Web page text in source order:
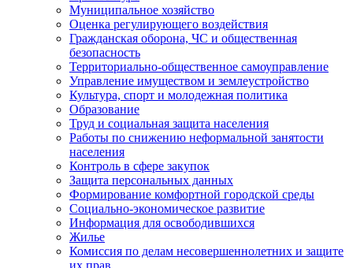
Муниципальное хозяйство
Оценка регулирующего воздействия
Гражданская оборона, ЧС и общественная
безопасность
Территориально-общественное самоуправление
Управление имуществом и землеустройство
Культура, спорт и молодежная политика
Образование
Труд и социальная защита населения
Работы по снижению неформальной занятости
населения
Контроль в сфере закупок
Защита персональных данных
Формирование комфортной городской среды
Социально-экономическое развитие
Информация для освободившихся
Жилье
Комиссия по делам несовершеннолетних и защите
их прав